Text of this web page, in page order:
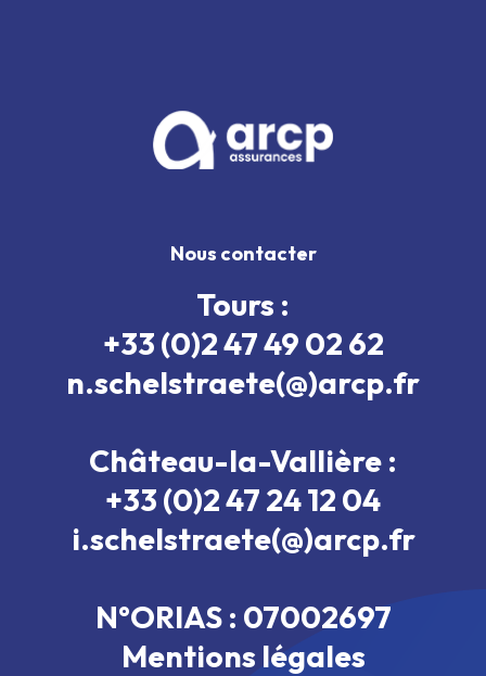
Nous contacter
Tours :
+33 (0)2 47 49 02 62
n.schelstraete(@)arcp.fr
Château-la-Vallière :
+33 (0)2 47 24 12 04
i.schelstraete(@)arcp.fr
N°ORIAS : 07002697
Mentions légales